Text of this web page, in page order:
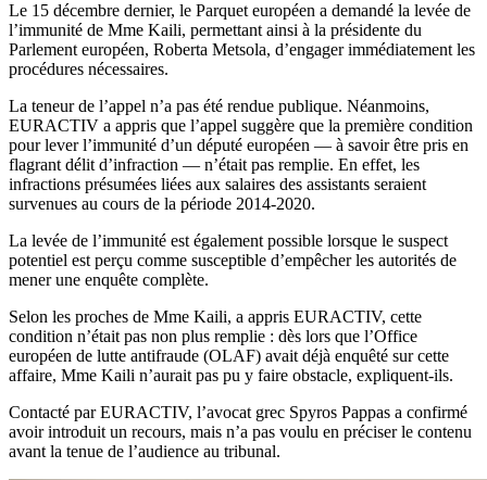
Le 15 décembre dernier, le Parquet européen a demandé la levée de
l’immunité de Mme Kaili, permettant ainsi à la présidente du
Parlement européen, Roberta Metsola, d’engager immédiatement les
procédures nécessaires.
La teneur de l’appel n’a pas été rendue publique. Néanmoins,
EURACTIV a appris que l’appel suggère que la première condition
pour lever l’immunité d’un député européen — à savoir être pris en
flagrant délit d’infraction — n’était pas remplie. En effet, les
infractions présumées liées aux salaires des assistants seraient
survenues au cours de la période 2014-2020.
La levée de l’immunité est également possible lorsque le suspect
potentiel est perçu comme susceptible d’empêcher les autorités de
mener une enquête complète.
Selon les proches de Mme Kaili, a appris EURACTIV, cette
condition n’était pas non plus remplie : dès lors que l’Office
européen de lutte antifraude (OLAF) avait déjà enquêté sur cette
affaire, Mme Kaili n’aurait pas pu y faire obstacle, expliquent-ils.
Contacté par EURACTIV, l’avocat grec Spyros Pappas a confirmé
avoir introduit un recours, mais n’a pas voulu en préciser le contenu
avant la tenue de l’audience au tribunal.